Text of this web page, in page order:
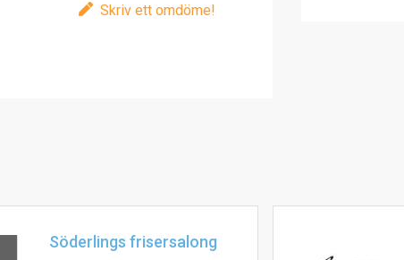
Skriv ett omdöme!
Söderlings frisersalong